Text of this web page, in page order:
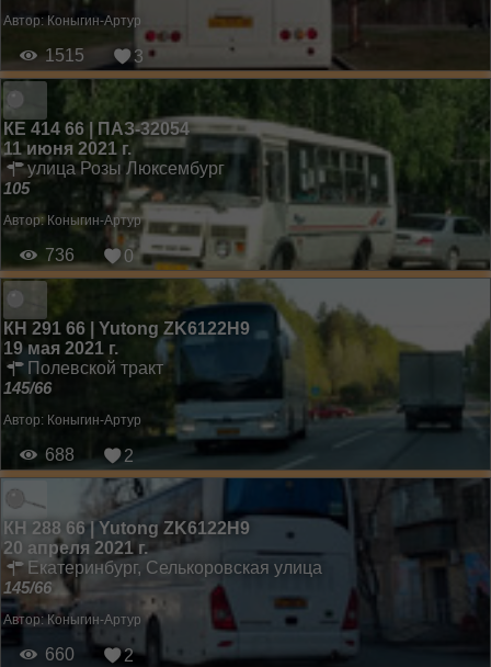
Автор: Коныгин-Артур
1515 3
КЕ 414 66 | ПАЗ-32054
11 июня 2021 г.
улица Розы Люксембург
105
Автор: Коныгин-Артур
736 0
КН 291 66 | Yutong ZK6122H9
19 мая 2021 г.
Полевской тракт
145/66
Автор: Коныгин-Артур
688 2
КН 288 66 | Yutong ZK6122H9
20 апреля 2021 г.
Екатеринбург, Селькоровская улица
145/66
Автор:Коныгин-Артур
660 2